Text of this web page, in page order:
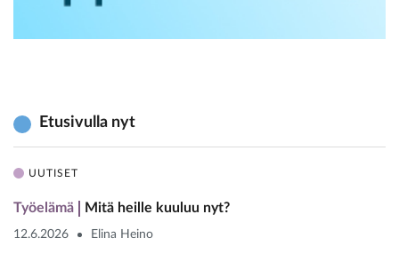
Etusivulla nyt
UUTISET
Työelämä Mitä heille kuuluu nyt?
12.6.2026 Elina Heino